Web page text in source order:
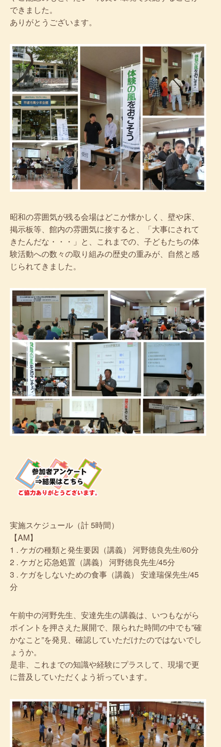
できました。
ありがとうございます。
昭和の雰囲気が残る会場はどこか懐かしく、壁や床、
掲示板等、館内の雰囲気に接すると、「大事にされて
きたんだな・・・」と、これまでの、子どもたちの体
験活動への数々の取り組みの歴史の重みが、自然と感
じられてきました。
実施スケジュール（計 5時間）
【AM】
1 . ケガの種類と発生要因（講義） 河野徳良先生/60分
2 . ケガと応急処置（講義） 河野徳良先生/45分
3 . ケガをしないための食事（講義） 安達瑞保先生/45
分
午前中の河野先生、安達先生の講義は、いつもながら
ポイントを押さえた展開で、限られた時間の中でも”確
かなこと”を発見、確認していただけたのではないでし
ょうか。
是非、これまでの知識や経験にプラスして、現場で更
に普及していただくよう祈っています。